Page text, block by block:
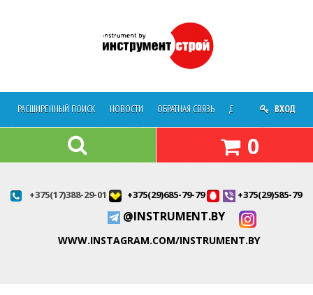
РАСШИРЕННЫЙ ПОИСК НОВОСТИ ОБРАТНАЯ СВЯЗЬ ДОСТАВКА О
ВХОД
0
+375(17)388-29-01 +375(29)685-79-79 +375(29)585-79-
@INSTRUMENT.BY
WWW.INSTAGRAM.COM/INSTRUMENT.BY